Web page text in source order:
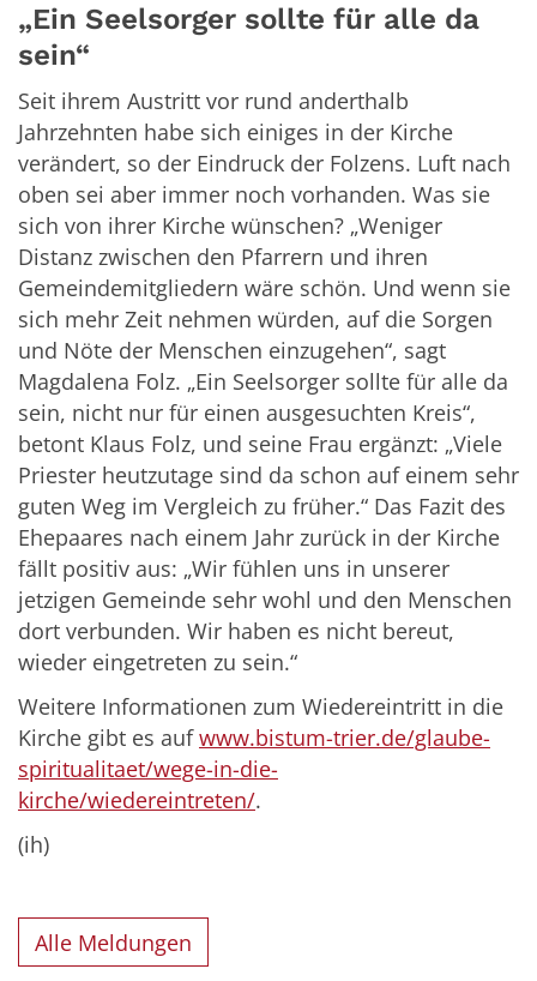
„Ein Seelsorger sollte für alle da
sein“
Seit ihrem Austritt vor rund anderthalb
Jahrzehnten habe sich einiges in der Kirche
verändert, so der Eindruck der Folzens. Luft nach
oben sei aber immer noch vorhanden. Was sie
sich von ihrer Kirche wünschen? „Weniger
Distanz zwischen den Pfarrern und ihren
Gemeindemitgliedern wäre schön. Und wenn sie
sich mehr Zeit nehmen würden, auf die Sorgen
und Nöte der Menschen einzugehen“, sagt
Magdalena Folz. „Ein Seelsorger sollte für alle da
sein, nicht nur für einen ausgesuchten Kreis“,
betont Klaus Folz, und seine Frau ergänzt: „Viele
Priester heutzutage sind da schon auf einem sehr
guten Weg im Vergleich zu früher.“ Das Fazit des
Ehepaares nach einem Jahr zurück in der Kirche
fällt positiv aus: „Wir fühlen uns in unserer
jetzigen Gemeinde sehr wohl und den Menschen
dort verbunden. Wir haben es nicht bereut,
wieder eingetreten zu sein.“
Weitere Informationen zum Wiedereintritt in die
Kirche gibt es aufwww.bistum-trier.de/glaube-
spiritualitaet/wege-in-die-
kirche/wiedereintreten/.
(ih)
Alle Meldungen